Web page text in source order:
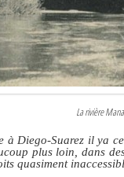
La rivière
à Diego-Suarez il ya
plus loin, dans
quasiment